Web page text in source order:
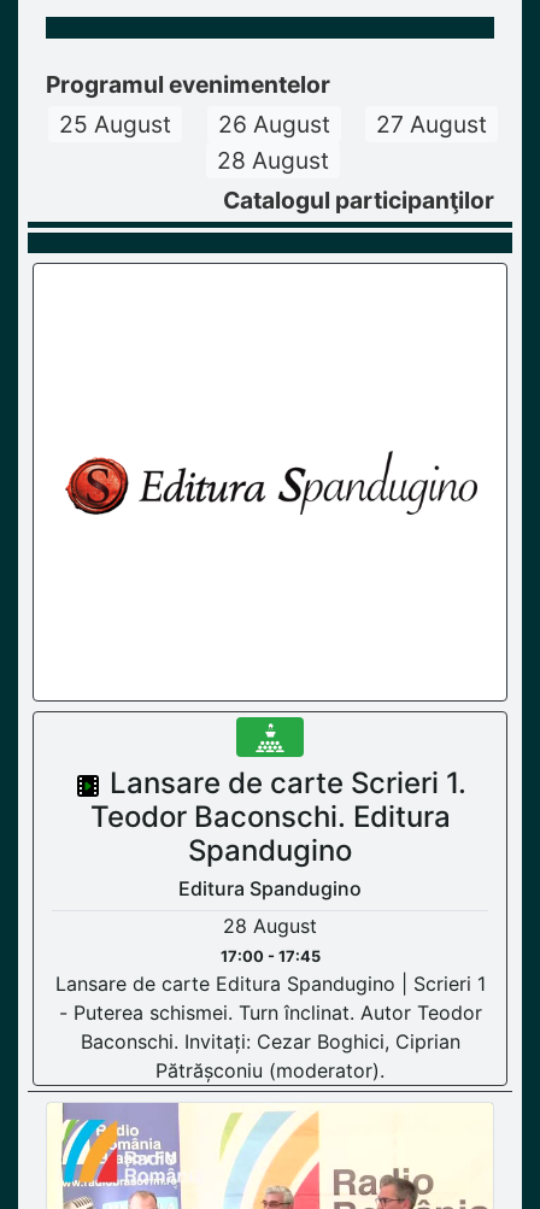
Programul evenimentelor
25 August
26 August
27 August
28 August
Catalogul participanţilor
Lansare de carte Scrieri 1.
Teodor Baconschi. Editura
Spandugino
Editura Spandugino
28 August
17:00 - 17:45
Lansare de carte Editura Spandugino | Scrieri 1
- Puterea schismei. Turn înclinat. Autor Teodor
Baconschi. Invitați: Cezar Boghici, Ciprian
Pătrășconiu (moderator).